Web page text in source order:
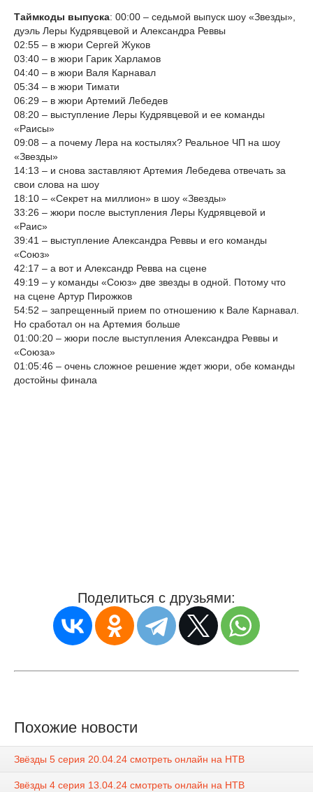
Таймкоды выпуска: 00:00 – седьмой выпуск шоу «Звезды»,
дуэль Леры Кудрявцевой и Александра Реввы
02:55 – в жюри Сергей Жуков
03:40 – в жюри Гарик Харламов
04:40 – в жюри Валя Карнавал
05:34 – в жюри Тимати
06:29 – в жюри Артемий Лебедев
08:20 – выступление Леры Кудрявцевой и ее команды
«Раисы»
09:08 – а почему Лера на костылях? Реальное ЧП на шоу
«Звезды»
14:13 – и снова заставляют Артемия Лебедева отвечать за
свои слова на шоу
18:10 – «Секрет на миллион» в шоу «Звезды»
33:26 – жюри после выступления Леры Кудрявцевой и
«Раис»
39:41 – выступление Александра Реввы и его команды
«Союз»
42:17 – а вот и Александр Ревва на сцене
49:19 – у команды «Союз» две звезды в одной. Потому что
на сцене Артур Пирожков
54:52 – запрещенный прием по отношению к Вале Карнавал.
Но сработал он на Артемия больше
01:00:20 – жюри после выступления Александра Реввы и
«Союза»
01:05:46 – очень сложное решение ждет жюри, обе команды
достойны финала
Поделиться с друзьями:
Похожие новости
Звёзды 5 серия 20.04.24 смотреть онлайн на НТВ
Звёзды 4 серия 13.04.24 смотреть онлайн на НТВ